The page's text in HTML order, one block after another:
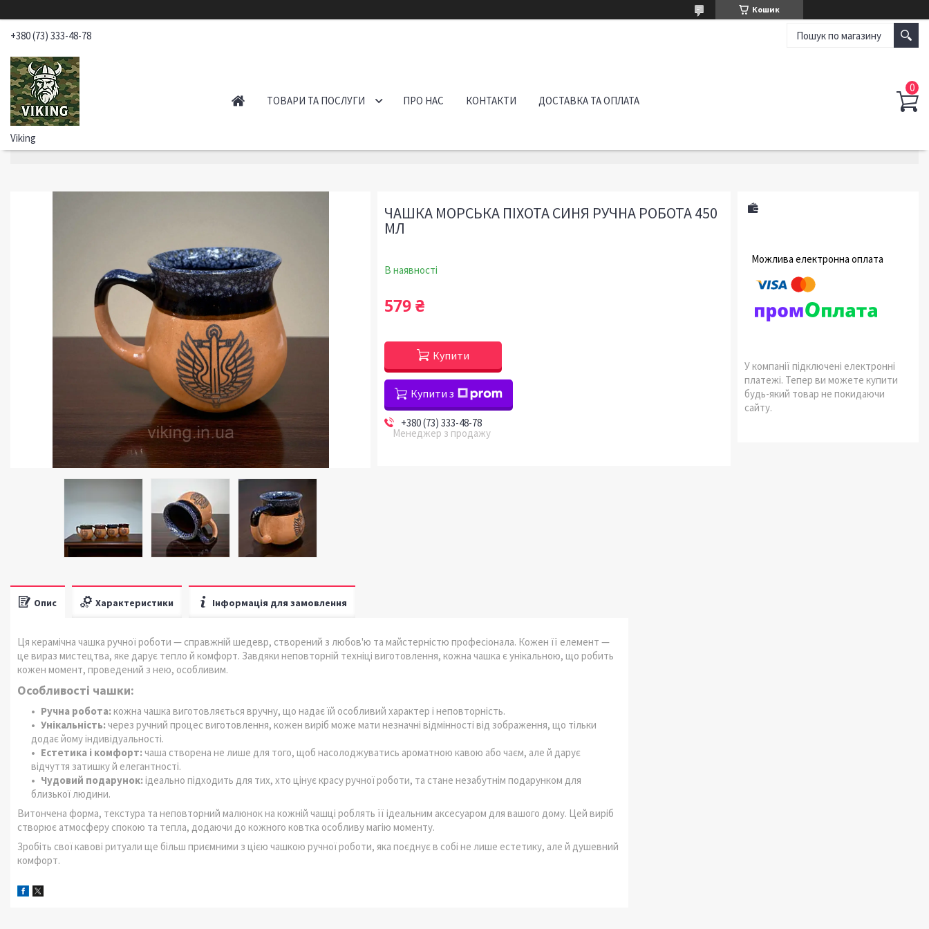
Кошик
+380 (73) 333-48-78
Viking
ТОВАРИ ТА ПОСЛУГИ ПРО НАС КОНТАКТИ ДОСТАВКА ТА ОПЛАТА
ЧАШКА МОРСЬКА ПІХОТА СИНЯ РУЧНА РОБОТА 450
МЛ
В наявності
579 ₴
Купити
Купити з
+380 (73) 333-48-78
Менеджер з продажу
У компанії підключені електронні
платежі. Тепер ви можете купити
будь-який товар не покидаючи
сайту.
Опис Характеристики Інформація для замовлення
Ця керамічна чашка ручної роботи — справжній шедевр, створений з любов'ю та майстерністю професіонала. Кожен її елемент —
це вираз мистецтва, яке дарує тепло й комфорт. Завдяки неповторній техніці виготовлення, кожна чашка є унікальною, що робить
кожен момент, проведений з нею, особливим.
Особливості чашки:
Ручна робота: кожна чашка виготовляється вручну, що надає їй особливий характер і неповторність.
Унікальність: через ручний процес виготовлення, кожен виріб може мати незначні відмінності від зображення, що тільки
додає йому індивідуальності.
Естетика і комфорт: чаша створена не лише для того, щоб насолоджуватись ароматною кавою або чаєм, але й дарує
відчуття затишку й елегантності.
Чудовий подарунок: ідеально підходить для тих, хто цінує красу ручної роботи, та стане незабутнім подарунком для
близької людини.
Витончена форма, текстура та неповторний малюнок на кожній чашці роблять її ідеальним аксесуаром для вашого дому. Цей виріб
створює атмосферу спокою та тепла, додаючи до кожного ковтка особливу магію моменту.
Зробіть свої кавові ритуали ще більш приємними з цією чашкою ручної роботи, яка поєднує в собі не лише естетику, але й душевний
комфорт.